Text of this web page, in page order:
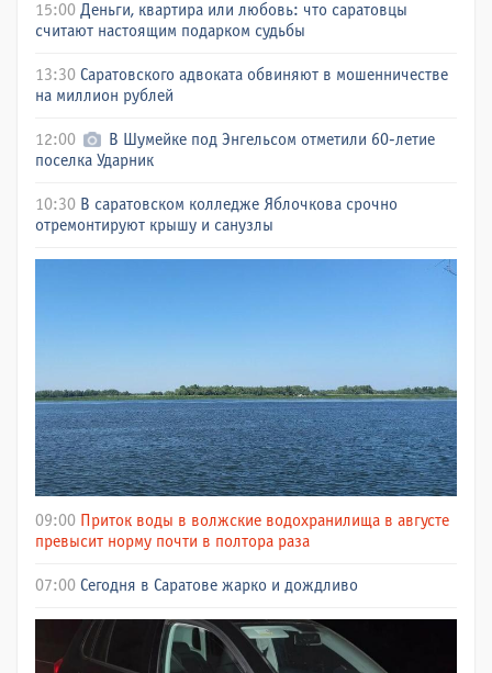
15:00 Деньги, квартира или любовь: что саратовцы
считают настоящим подарком судьбы
13:30 Саратовского адвоката обвиняют в мошенничестве
на миллион рублей
12:00
В Шумейке под Энгельсом отметили 60-летие
поселка Ударник
10:30 В саратовском колледже Яблочкова срочно
отремонтируют крышу и санузлы
09:00 Приток воды в волжские водохранилища в августе
превысит норму почти в полтора раза
07:00 Сегодня в Саратове жарко и дождливо